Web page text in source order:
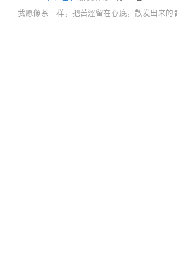
我愿像茶一样，把苦涩留在心底，散发出来的